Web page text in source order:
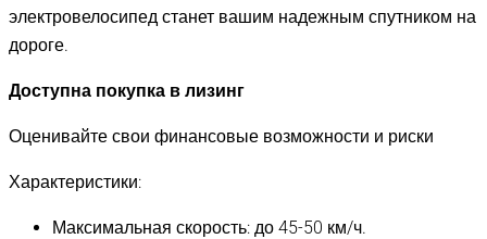
электровелосипед станет вашим надежным спутником на
дороге.
Доступна покупка в лизинг
Оценивайте свои финансовые возможности и риски
Характеристики:
Максимальная скорость: до 45-50 км/ч.